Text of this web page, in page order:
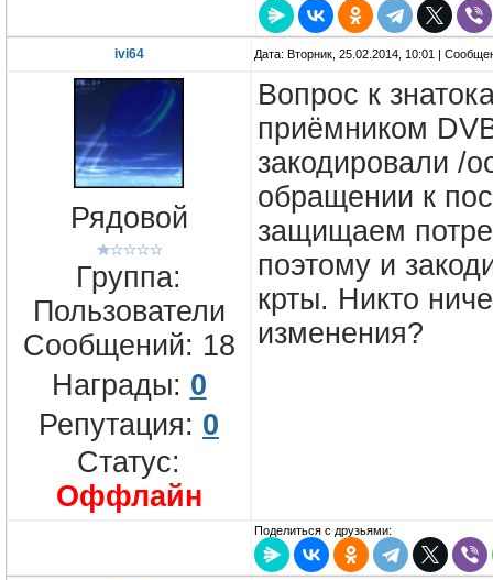
ivi64 Дата: Вторник, 25.02.2014, 10:01 |
Рядовой
Группа:
Пользователи
Сообщений: 18
Награды: 0
Репутация: 0
Статус:
Оффлайн
Вопрос к
приёмником
закодировали /
обращении к
защищаем
поэтому и
крты. Никто
изменения?
Поделиться с друзьями: